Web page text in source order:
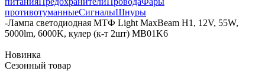
противотуманныеСигналыШнуры
-Лампа светодиодная МТФ Light MaxBeam H1, 12V, 55W,
5000lm, 6000K, кулер (к-т 2шт) MB01K6
Новинка
Сезонный товар